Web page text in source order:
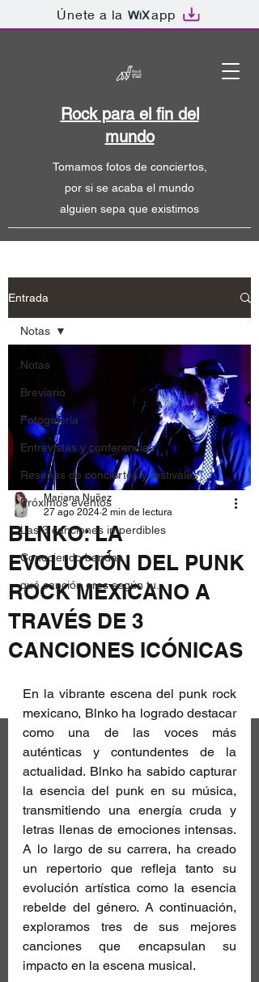
Únete a la app
Tomamos fotos de conciertos,
por si se acaba el mundo
alguien sepa que existimos
Rock para el fin del
mundo
Entrada
Notas
Breviario
Fotogalería
Entrevistas y conferencias
Reseñas de conciertos y festivales
Próximos eventos
Las 3 canciones imperdibles
Conociendo bandas
qué canción eres según tu...
Notas
BLNKO: LA
EVOLUCIÓN DEL PUNK
ROCK MEXICANO A
TRAVÉS DE 3
CANCIONES ICÓNICAS
Mariana Nuñez
27 ago 2024 2 min de lectura
En la vibrante escena del punk rock
mexicano, Blnko ha logrado destacar
como una de las voces más
auténticas y contundentes de la
actualidad. Blnko ha sabido capturar
la esencia del punk en su música,
transmitiendo una energía cruda y
letras llenas de emociones intensas.
A lo largo de su carrera, ha creado
un repertorio que refleja tanto su
evolución artística como la esencia
rebelde del género. A continuación,
exploramos tres de sus mejores
canciones que encapsulan su
impacto en la escena musical.